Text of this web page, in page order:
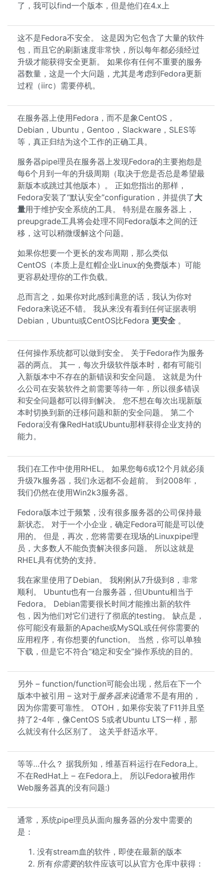
了，我可以find一个版本，但是他们在4.x上
这不是Fedora不安全。 这是因为它包含了大量的软件
包，而且它的刷新速度非常快，所以每年都必须经过
升级才能获得安全更新。 如果你有任何不重要的服务
器数量，这是一个大问题，尤其是考虑到Fedora更新
过程（iirc）需要停机。
在服务器上使用Fedora，而不是象CentOS，
Debian，Ubuntu，Gentoo，Slackware，SLES等
等，真正归结为这个工作的正确工具。
服务器pipe理员在服务器上发现Fedora的主要抱怨是
每6个月到一年的升级周期（取决于您是否总是希望最
新版本或跳过其他版本）。 正如您指出的那样，
Fedora安装了“默认安全”configuration，并提供了大
量用于维护安全系统的工具。 特别是在服务器上，
preupgrade工具将会处理不同Fedora版本之间的迁
移，这可以稍微缓解这个问题。
如果你想要一个更长的发布周期，那么类似
CentOS（本质上是红帽企业Linux的免费版本）可能
更容易处理你的工作负载。
总而言之，如果你对此感到满意的话，我认为你对
Fedora来说还不错。 我从来没有看到任何证据表明
Debian，Ubuntu或CentOS比Fedora 更安全 。
任何操作系统都可以做到安全。 关于Fedora作为服务
器的两点。 其一，每次升级软件版本时，都有可能引
入新版本中不存在的新错误和安全问题。 这就是为什
么公司在安装软件之前需要等待一年，所以很多错误
和安全问题都可以得到解决。 您不想在每次出现新版
本时切换到新的迁移问题和新的安全问题。 第二个
Fedora没有像RedHat或Ubuntu那样获得企业支持的
能力。
我们在工作中使用RHEL。 如果您每6或12个月就必须
升级7k服务器，我们永远都不会超前。 到2008年，
我们仍然在使用Win2k3服务器。
Fedora版本过于频繁，没有很多服务器的公司保持最
新状态。 对于一个小企业，确定Fedora可能是可以使
用的。 但是，再次，您将需要在现场的Linuxpipe理
员，大多数人不能负责解决很多问题。 所以这就是
RHEL具有优势的支持。
我在家里使用了Debian。 我刚刚从7升级到8，非常
顺利。 Ubuntu也有一台服务器，但Ubuntu相当于
Fedora。 Debian需要很长时间才能推出新的软件
包，因为他们对它们进行了彻底的testing。 缺点是，
你可能没有最新的Apache或MySQL或任何你需要的
应用程序，有你想要的function。 当然，你可以单独
下载，但是它不符合“稳定和安全”操作系统的目的。
另外 – function/function可能会出现，然后在下一个
版本中被引用 – 这对于服务器来说通常不是有用的，
因为你需要可靠性。 OTOH，如果你安装了F11并且坚
持了2-4年，像CentOS 5或者Ubuntu LTS一样，那
么就没有什么区别了。 这关乎舒适水平。
等等…什么？ 据我所知，维基百科运行在Fedora上。
不在RedHat上 – 在Fedora上。 所以Fedora被用作
Web服务器真的没有问题:)
通常，系统pipe理员从面向服务器的分发中需要的
是：
没有stream血的软件，即使在最新的版本
所有你需要的软件应该可以从官方仓库中获得：